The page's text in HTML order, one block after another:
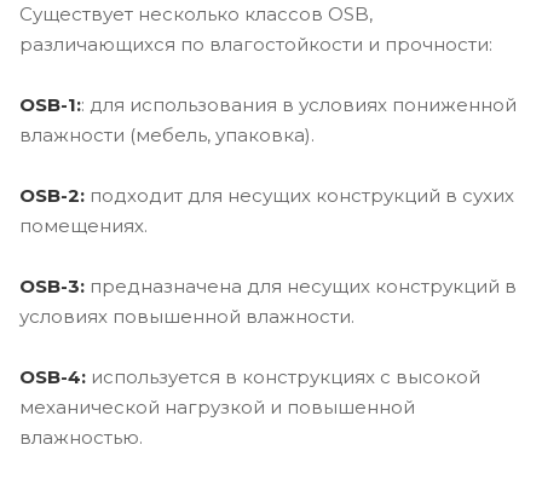
Существует несколько классов OSB,
различающихся по влагостойкости и прочности:
OSB-1:: для использования в условиях пониженной
влажности (мебель, упаковка).
OSB-2: подходит для несущих конструкций в сухих
помещениях.
OSB-3: предназначена для несущих конструкций в
условиях повышенной влажности.
OSB-4: используется в конструкциях с высокой
механической нагрузкой и повышенной
влажностью.